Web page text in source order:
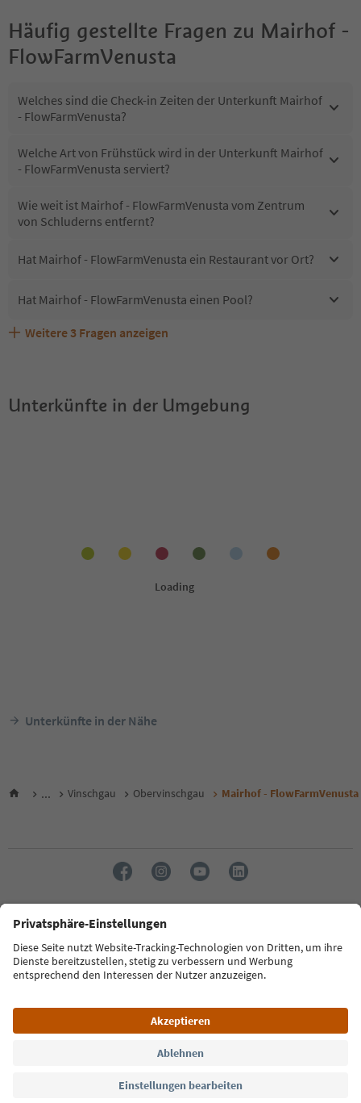
Häufig gestellte Fragen zu Mairhof -
FlowFarmVenusta
Welches sind die Check-in Zeiten der Unterkunft Mairhof
- FlowFarmVenusta?
Welche Art von Frühstück wird in der Unterkunft Mairhof
- FlowFarmVenusta serviert?
Wie weit ist Mairhof - FlowFarmVenusta vom Zentrum
von Schluderns entfernt?
Hat Mairhof - FlowFarmVenusta ein Restaurant vor Ort?
Hat Mairhof - FlowFarmVenusta einen Pool?
Sind Haustiere in der Unterkunft Mairhof -
Welche Services bietet Mairhof - FlowFarmVenusta?
Erhalten die Gäste von Mairhof - FlowFarmVenusta einen
Weitere 3 Fragen anzeigen
Unterkünfte in der Umgebung
Unterkünfte in der Nähe
... Vinschgau Obervinschgau Mairhof - FlowFarmVenusta
Sprache: Deutsch
FAQ Kontakt Presse MICE Datenschutzerklärung
Zugänglichkeitserklärung